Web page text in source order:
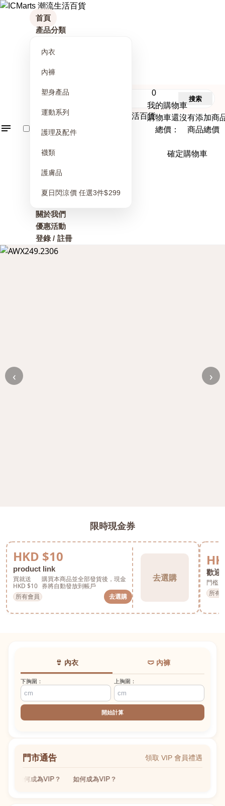
首頁
產品分類
內衣
內褲
塑身產品
運動系列
護理及配件
襪類
護膚品
夏日閃涼價 任選3件$299
關於我們
優惠活動
登錄 / 註冊
0
我的購物車
購物車還沒有添加商
總價： 商品總價
確定購物車
搜索
‹ ›
限時現金券
HKD $10
product link
買就送
HKD $10
購買本商品並全部發貨後，現金
券將自動發放到帳戶
所有會員
去選購
去選購
歡迎
門檻
所有
👙 內衣 🩲 內褲
下胸圍： 上胸圍：
開始計算
門市通告 領取 VIP 會員禮遇
如何成為VIP？ 如何成為VIP？